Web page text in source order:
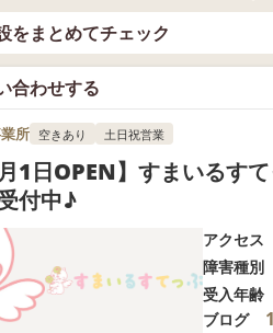
をまとめてチェック
合わせする
所 空きあり 土日祝営業
1日OPEN】すまいるす
付中♪
アクセス
障害種別
受入年齢
ブログ